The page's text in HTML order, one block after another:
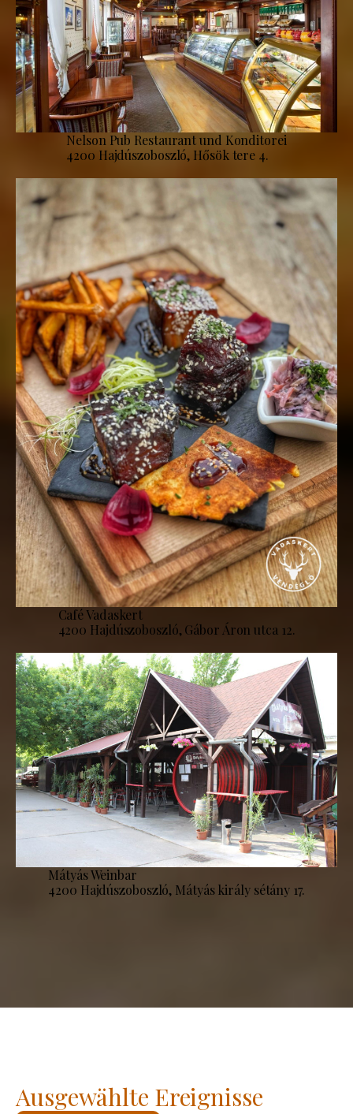
Nelson Pub Restaurant und Konditorei
4200 Hajdúszoboszló, Hősök tere 4.
Café Vadaskert
4200 Hajdúszoboszló, Gábor Áron utca 12.
Mátyás Weinbar
4200 Hajdúszoboszló, Mátyás király sétány 17.
Ausgewählte Ereignisse